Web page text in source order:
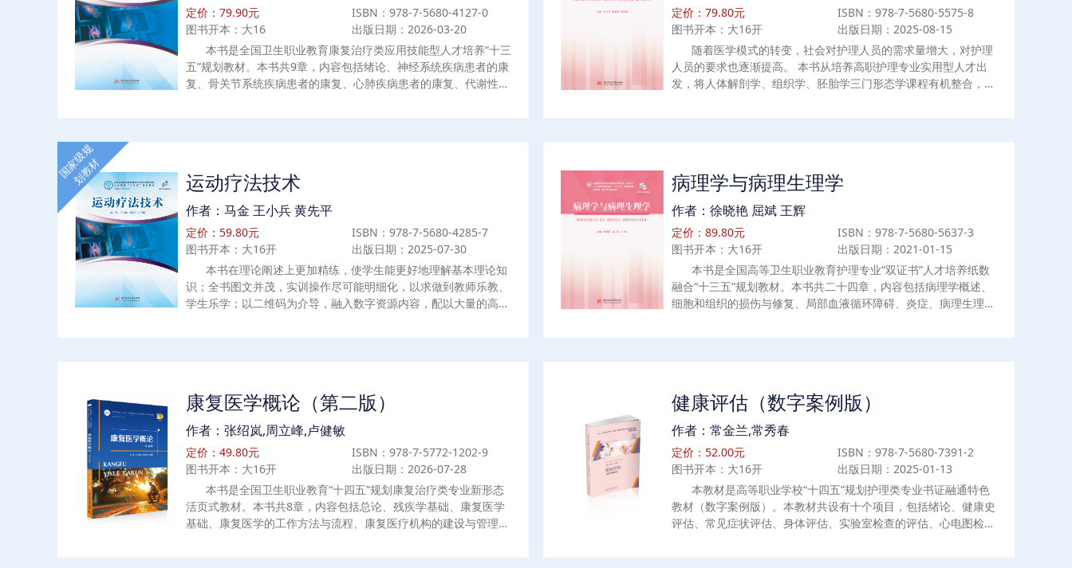
定价：79.90元
ISBN：978-7-5680-4127-0
图书开本：大16
出版日期：2026-03-20
本书是全国卫生职业教育康复治疗类应用技能型人才培养“十三
五”规划教材。本书共9章，内容包括绪论、神经系统疾病患者的康
复、骨关节系统疾病患者的康复、心肺疾病患者的康复、代谢性疾
定价：79.80元
ISBN：978-7-5680-5575-8
图书开本：大16开
出版日期：2025-08-15
随着医学模式的转变，社会对护理人员的需求量增大，对护理
人员的要求也逐渐提高。 本书从培养高职护理专业实用型人才出
发，将人体解剖学、组织学、胚胎学三门形态学课程有机整合，淡
运动疗法技术
作者：马金 王小兵 黄先平
定价：59.80元
ISBN：978-7-5680-4285-7
图书开本：大16开
出版日期：2025-07-30
本书在理论阐述上更加精练，使学生能更好地理解基本理论知
识；全书图文并茂，实训操作尽可能明细化，以求做到教师乐教、
学生乐学；以二维码为介导，融入数字资源内容，配以大量的高清
国家级规
划教材 病理学与病理生理学
作者：徐晓艳 屈斌 王辉
定价：89.80元
ISBN：978-7-5680-5637-3
图书开本：大16开
出版日期：2021-01-15
本书是全国高等卫生职业教育护理专业“双证书”人才培养纸数
融合“十三五”规划教材。本书共二十四章，内容包括病理学概述、
细胞和组织的损伤与修复、局部血液循环障碍、炎症、病理生理学
康复医学概论（第二版）
作者：张绍岚,周立峰,卢健敏
定价：49.80元
ISBN：978-7-5772-1202-9
图书开本：大16开
出版日期：2026-07-28
本书是全国卫生职业教育“十四五”规划康复治疗类专业新形态
活页式教材。本书共8章，内容包括总论、残疾学基础、康复医学
基础、康复医学的工作方法与流程、康复医疗机构的建设与管理、
健康评估（数字案例版）
作者：常金兰,常秀春
定价：52.00元
ISBN：978-7-5680-7391-2
图书开本：大16开
出版日期：2025-01-13
本教材是高等职业学校“十四五”规划护理类专业书证融通特色
教材（数字案例版）。本教材共设有十个项目，包括绪论、健康史
评估、常见症状评估、身体评估、实验室检查的评估、心电图检查